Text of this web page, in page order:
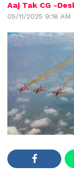
Aaj Tak CG -
05/11/2025 9:18 AM